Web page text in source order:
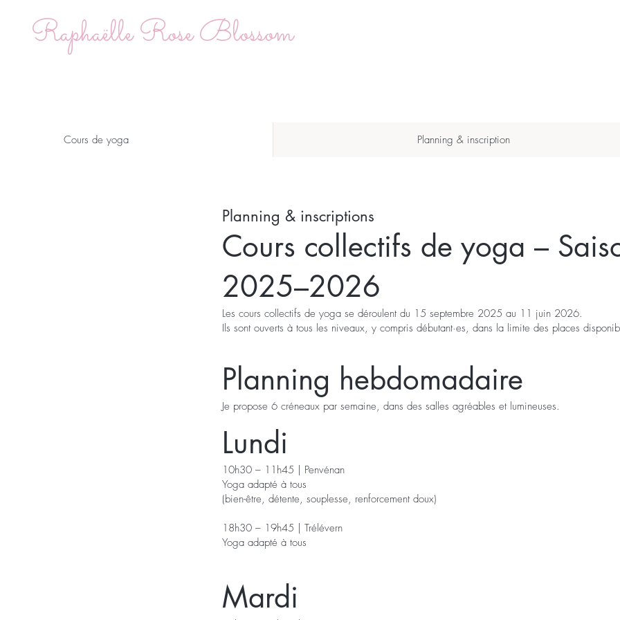
Raphaëlle Rose Blossom
Cours de yoga Planning & inscription
Planning & inscriptions
Cours collectifs de yoga –
2025–2026
Les cours collectifs de yoga se déroulent du 15 septembre 2025 au 11 juin 2026.
Ils sont ouverts à tous les niveaux, y compris débutant·es, dans la limite des places
Planning hebdomadaire
Je propose 6 créneaux par semaine, dans des salles agréables et lumineuses.
Lundi
10h30 – 11h45 | Penvénan
Yoga adapté à tous
(bien-être, détente, souplesse, renforcement doux)
18h30 – 19h45 | Trélévern
Yoga adapté à tous
Mardi